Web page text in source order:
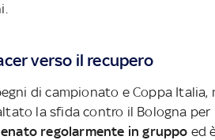
verso il recupero
di campionato e Coppa Italia,
la sfida contro il Bologna
regolarmente in gruppo ed